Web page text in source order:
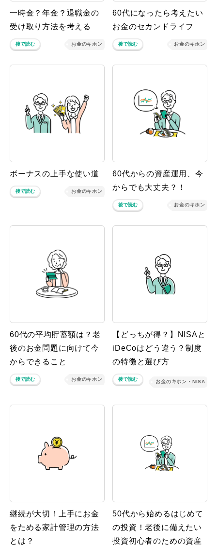
一時金？年金？退職金の
受け取り方法を考える
後で読む お金のキホン
60代になったら考えたい
お金のセカンドライフ
後で読む お金のキホン
ボーナスの上手な使い道
後で読む お金のキホン
60代からの資産運用、今
からでも大丈夫？！
後で読む お金のキホン
60代の平均貯蓄額は？老
後のお金問題に向けて今
からできること
後で読む お金のキホン
【どっちが得？】NISAと
iDeCoはどう違う？制度
の特徴と選び方
後で読む お金のキホン・NISA
継続が大切！上手にお金
をためる家計管理の方法
とは？
50代から始めるはじめて
の投資！老後に備えたい
投資初心者のための資産